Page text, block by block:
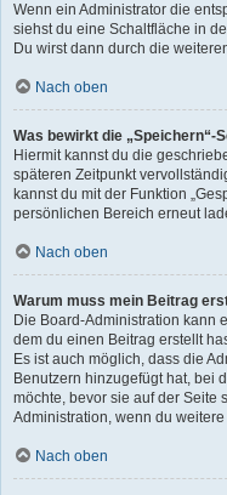
Wenn ein Administrator die
siehst du eine Schaltfläche in
Du wirst dann durch die
Nach oben
Was bewirkt die „Speichern“-
Hiermit kannst du die
späteren Zeitpunkt
kannst du mit der Funktion
persönlichen Bereich erneut
Nach oben
Warum muss mein Beitrag
Die Board-Administration kann
dem du einen Beitrag erstellt
Es ist auch möglich, dass die
Benutzern hinzugefügt hat, bei
möchte, bevor sie auf der Seite
Administration, wenn du
Nach oben